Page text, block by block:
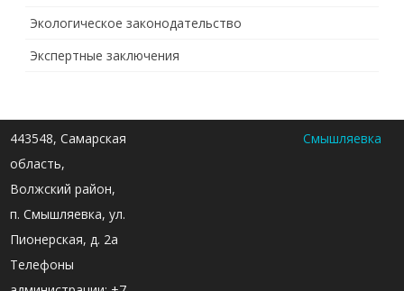
Экологическое законодательство
Экспертные заключения
443548, Самарская
область,
Волжский район,
п. Смышляевка, ул.
Пионерская, д. 2а
Телефоны
Смышляевка